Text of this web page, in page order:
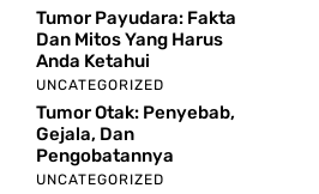
Tumor Payudara: Fakta
Dan Mitos Yang Harus
Anda Ketahui
UNCATEGORIZED
Tumor Otak: Penyebab,
Gejala, Dan
Pengobatannya
UNCATEGORIZED